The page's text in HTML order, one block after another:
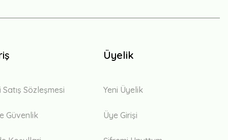
Sözleşmesi
Güvenlik
Üyelik
Yeni Üyelik
Üye Girişi